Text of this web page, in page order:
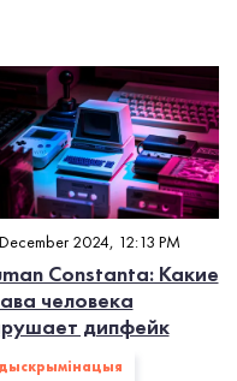
2024, 12:13 PM
Constanta: Какие
человека
дипфейк